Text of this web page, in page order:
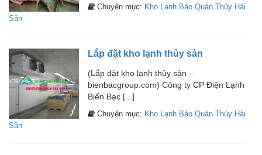
Chuyên mục: Kho Lạnh Bảo Quản Thủy Hải
Sản
Lắp đặt kho lạnh thủy sản
(Lắp đặt kho lạnh thủy sản –
bienbacgroup.com) Công ty CP Điện Lạnh
Biển Bạc [...]
Chuyên mục: Kho Lạnh Bảo Quản Thủy Hải
Sản